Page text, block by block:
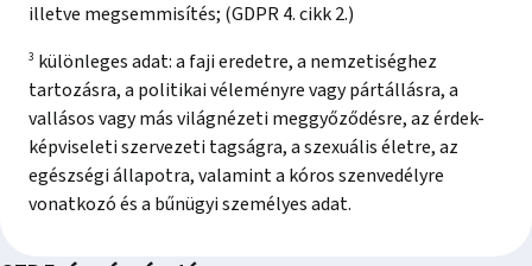
illetve megsemmisítés; (GDPR 4. cikk 2.)
3 különleges adat: a faji eredetre, a nemzetiséghez
tartozásra, a politikai véleményre vagy pártállásra, a
vallásos vagy más világnézeti meggyőződésre, az érdek-
képviseleti szervezeti tagságra, a szexuális életre, az
egészségi állapotra, valamint a kóros szenvedélyre
vonatkozó és a bűnügyi személyes adat.